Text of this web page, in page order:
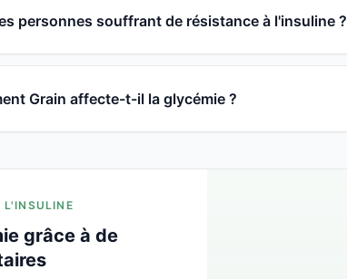
personnes souffrant de résistance à l'insuline ?
Grain affecte-t-il la glycémie ?
L'INSULINE
grâce à de